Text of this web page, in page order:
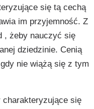
się tą cechą
im przyjemność. Z
, żeby nauczyć się
dziedzinie. Cenią
nie wiążą się z tym
charakteryzujące się